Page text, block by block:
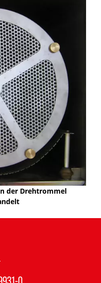
der Drehtrommel
0